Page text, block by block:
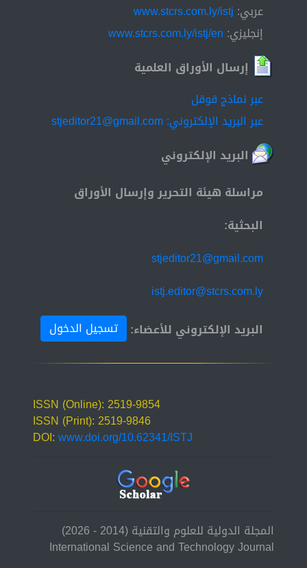
عربي: www.stcrs.com.ly/istj
إنجليزي: www.stcrs.com.ly/istj/en
إرسال الأوراق العلمية
عبر نماذج قوقل
عبر البريد الإلكتروني: stjeditor21@gmail.com
البريد الإلكتروني
مراسلة هيئة التحرير وإرسال الأوراق
البحثية:
stjeditor21@gmail.com
istj.editor@stcrs.com.ly
البريد الإلكتروني للأعضاء:
تسجيل الدخول
ISSN (Online): 2519-9854
ISSN (Print): 2519-9846
DOI:www.doi.org/10.62341/ISTJ
المجلة الدولية للعلوم والتقنية (2014 - 2026)
International Science and Technology Journal